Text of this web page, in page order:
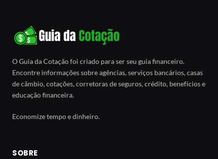
O Guia da Cotação foi criado para ser seu guia financeiro.
Encontre informações sobre agências, serviços bancários, casas
de câmbio, cotações, corretoras de seguros, crédito, benefícios e
educação financeira.
Economize tempo e dinheiro.
SOBRE